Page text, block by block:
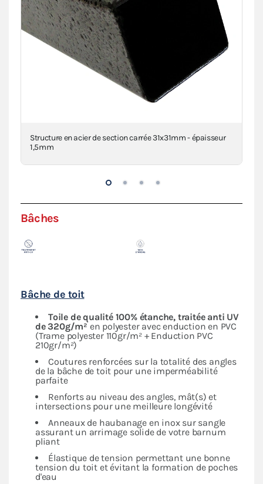
Structure en acier de section carrée 31x31mm - épaisseur
1,5mm
Bâches
Bâche de toit
Toile de qualité 100% étanche, traitée anti UV
de 320g/m² en polyester avec enduction en PVC
(Trame polyester 110gr/m² + Enduction PVC
210gr/m²)
Coutures renforcées sur la totalité des angles
de la bâche de toit pour une imperméabilité
parfaite
Renforts au niveau des angles, mât(s) et
intersections pour une meilleure longévité
Anneaux de haubanage en inox sur sangle
assurant un arrimage solide de votre barnum
pliant
Élastique de tension permettant une bonne
tension du toit et évitant la formation de poches
d'eau